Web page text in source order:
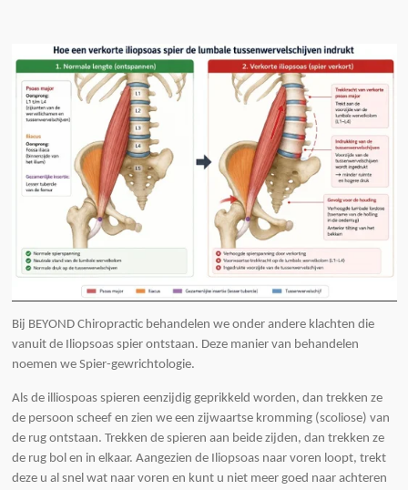
Bij BEYOND Chiropractic behandelen we onder andere klachten die
vanuit de Iliopsoas spier ontstaan. Deze manier van behandelen
noemen we Spier-gewrichtologie.
Als de illiospoas spieren eenzijdig geprikkeld worden, dan trekken ze
de persoon scheef en zien we een zijwaartse kromming (scoliose) van
de rug ontstaan. Trekken de spieren aan beide zijden, dan trekken ze
de rug bol en in elkaar. Aangezien de Iliopsoas naar voren loopt, trekt
deze u al snel wat naar voren en kunt u niet meer goed naar achteren